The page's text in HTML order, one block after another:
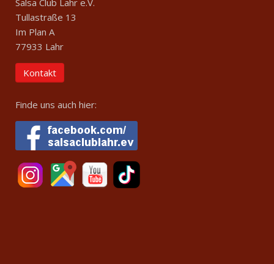
Tullastraße 13
Im Plan A
77933 Lahr
Kontakt
Finde uns auch hier: